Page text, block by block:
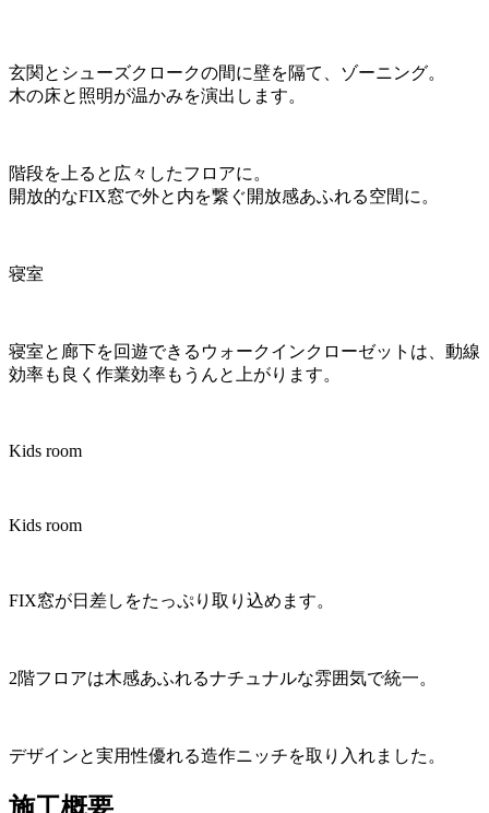
玄関とシューズクロークの間に壁を隔て、ゾーニング。
木の床と照明が温かみを演出します。
階段を上ると広々したフロアに。
開放的なFIX窓で外と内を繋ぐ開放感あふれる空間に。
寝室
寝室と廊下を回遊できるウォークインクローゼットは、動線
効率も良く作業効率もうんと上がります。
Kids room
Kids room
FIX窓が日差しをたっぷり取り込めます。
2階フロアは木感あふれるナチュナルな雰囲気で統一。
デザインと実用性優れる造作ニッチを取り入れました。
施工概要